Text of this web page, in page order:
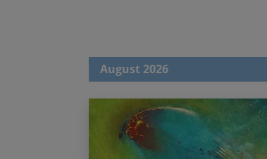
August 2026